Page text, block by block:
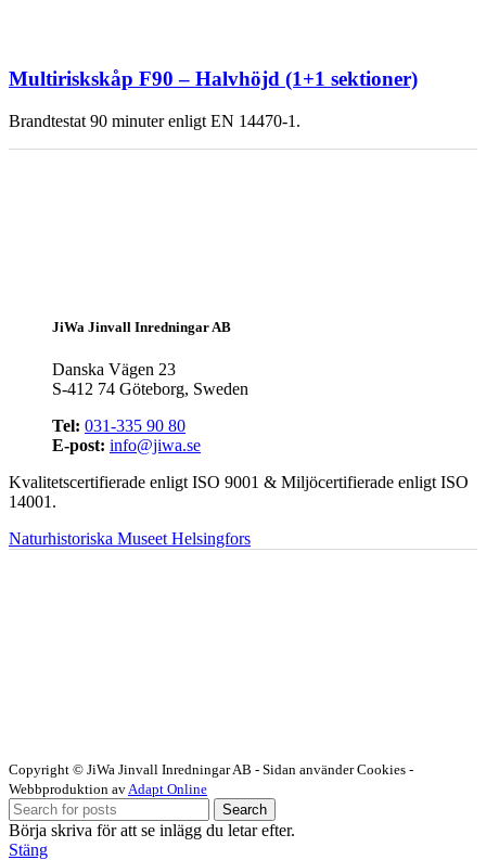
Multiriskskåp F90 – Halvhöjd (1+1 sektioner)
Brandtestat 90 minuter enligt EN 14470-1.
JiWa Jinvall Inredningar AB
Danska Vägen 23
S-412 74 Göteborg, Sweden
Tel: 031-335 90 80
E-post: info@jiwa.se
Kvalitetscertifierade enligt ISO 9001 & Miljöcertifierade enligt ISO
14001.
Naturhistoriska Museet Helsingfors
Copyright © JiWa Jinvall Inredningar AB - Sidan använder Cookies -
Webbproduktion av Adapt Online
Search
Börja skriva för att se inlägg du letar efter.
Stäng